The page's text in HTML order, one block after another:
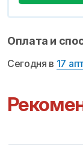
Оплата и
Сегодня в 17